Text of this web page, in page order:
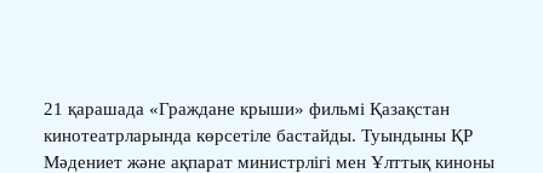
21 қарашада «Граждане крыши» фильмі Қазақстан
кинотеатрларында көрсетіле бастайды. Туындыны ҚР
Мәдениет және ақпарат министрлігі мен Ұлттық киноны